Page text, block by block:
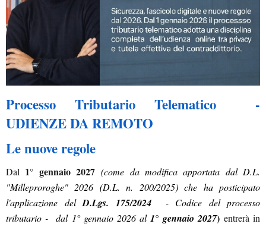
Processo Tributario Telematico -
UDIENZE DA REMOTO
Le nuove regole
Dal 1° gennaio 2027 (come da modifica apportata dal D.L.
"Milleproroghe" 2026 (D.L. n. 200/2025) che ha posticipato
l'applicazione del D.Lgs. 175/2024- Codice del processo
tributario - dal 1° gennaio 2026 al 1° gennaio 2027) entrerà in